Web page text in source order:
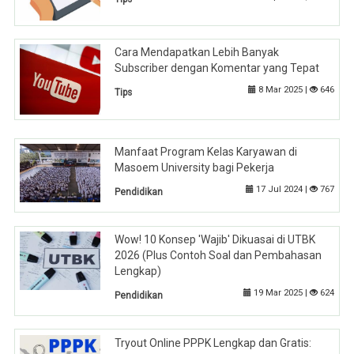
Cara Mendapatkan Lebih Banyak
Subscriber dengan Komentar yang Tepat
Tips 8 Mar 2025 | 646
Manfaat Program Kelas Karyawan di
Masoem University bagi Pekerja
Pendidikan 17 Jul 2024 | 767
Wow! 10 Konsep 'Wajib' Dikuasai di UTBK
2026 (Plus Contoh Soal dan Pembahasan
Lengkap)
Pendidikan 19 Mar 2025 | 624
Tryout Online PPPK Lengkap dan Gratis: